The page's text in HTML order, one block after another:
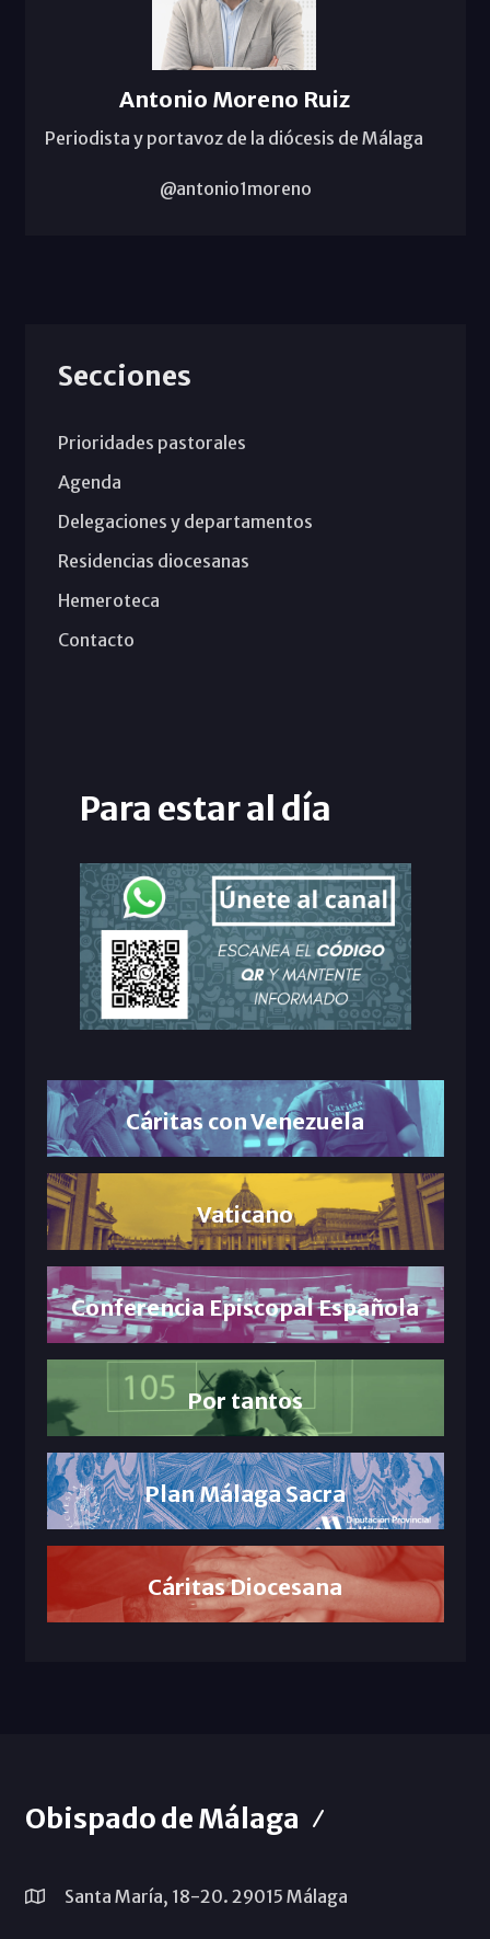
Antonio Moreno Ruiz
Periodista y portavoz de la diócesis de Málaga
@antonio1moreno
Secciones
Prioridades pastorales
Agenda
Delegaciones y departamentos
Residencias diocesanas
Hemeroteca
Contacto
Para estar al día
Cáritas con Venezuela
Vaticano
Conferencia Episcopal Española
Por tantos
Plan Málaga Sacra
Cáritas Diocesana
Obispado de Málaga
Santa María, 18-20. 29015 Málaga